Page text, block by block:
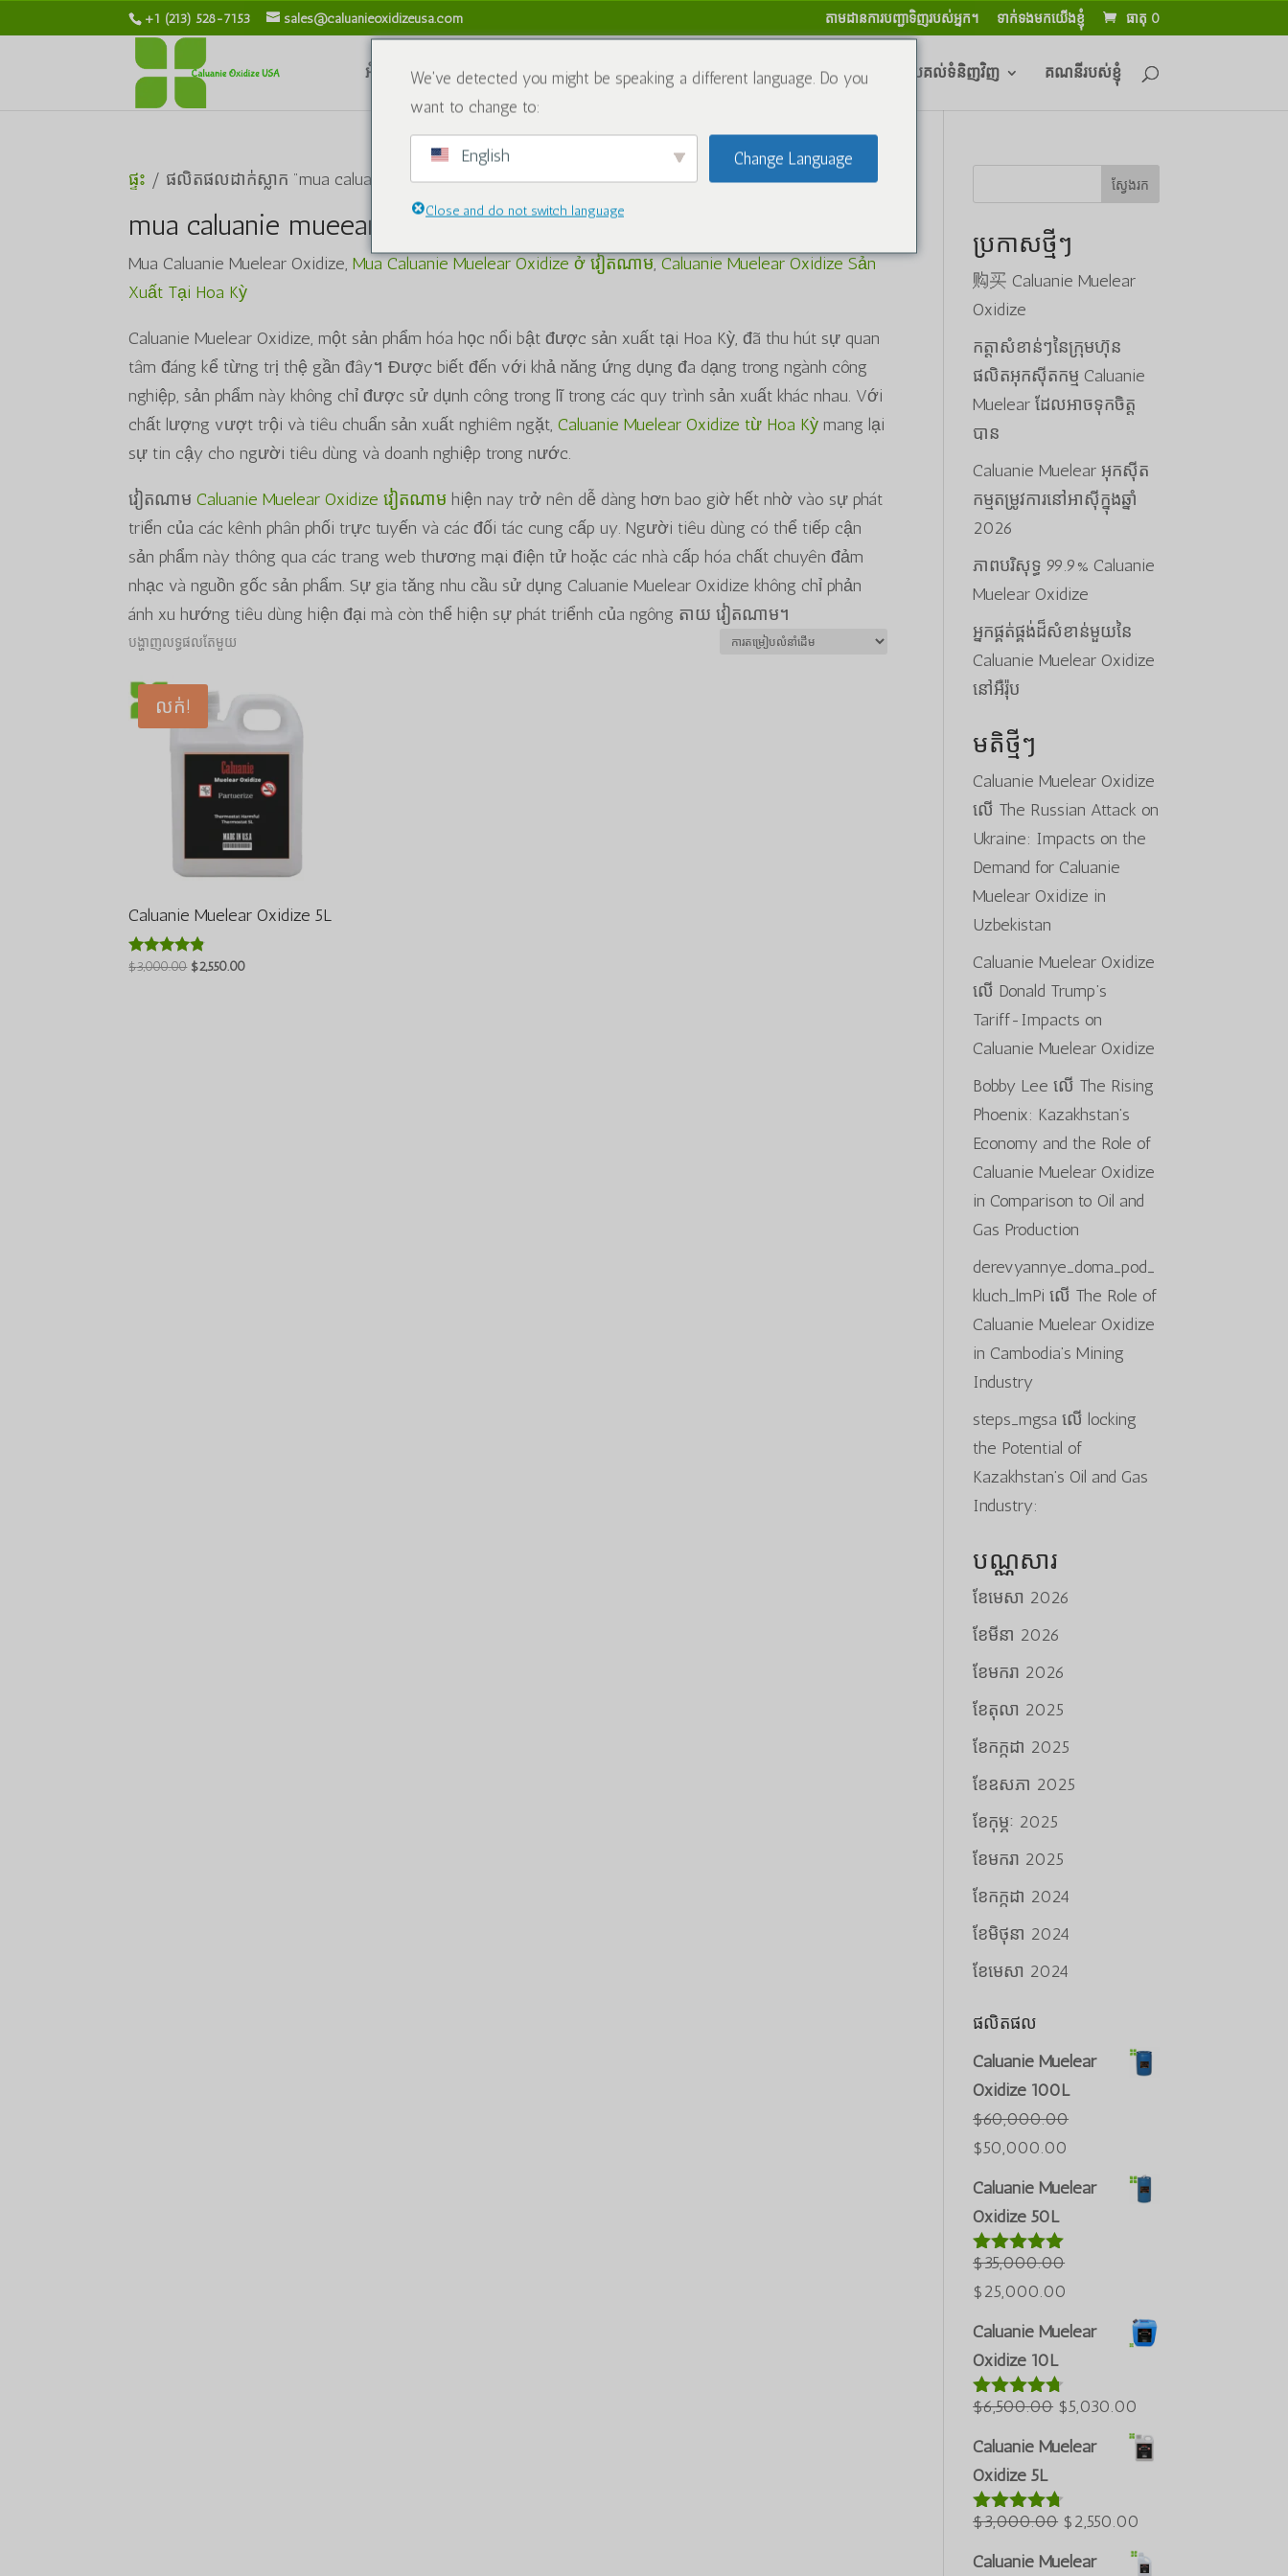
+1 (213) 528-7153 sales@caluanieoxidizeusa.com តាមដានការបញ្ជាទិញរបស់អ្នក។ ទាក់ទងមកយើងខ្ញុំ ធាតុ 0
អំពីពួកយើង សារធាតុគីមី ប្លុក ទាក់ទងមកយើងខ្ញុំ គោលការណ៍សងប្រាក់វិញ និងការប្រគល់ទំនិញវិញ គណនីរបស់ខ្ញុំ
ផ្ទះ / ផលិតផលដាក់ស្លាក "mua caluanie muelear oxidize"
mua caluanie mueear កត់សុី
Mua Caluanie Muelear Oxidize,Mua Caluanie Muelear Oxidize ở វៀតណាម,Caluanie Muelear Oxidize Sản
Xuất Tại Hoa Kỳ
Caluanie Muelear Oxidize, một sản phẩm hóa học nổi bật được sản xuất tại Hoa Kỳ, đã thu hút sự quan
tâm đáng kể từng trị thệ gần đây។ Được biết đến với khả năng ứng dụng đa dạng trong ngành công
nghiệp, sản phẩm này không chỉ được sử dụnh công trong lĩ trong các quy trình sản xuất khác nhau. Với
chất lượng vượt trội và tiêu chuẩn sản xuất nghiêm ngặt,Caluanie Muelear Oxidize từ Hoa Kỳ mang lại
sự tin cậy cho người tiêu dùng và doanh nghiệp trong nước.
វៀតណាមCaluanie Muelear Oxidize វៀតណាម hiện nay trở nên dễ dàng hơn bao giờ hết nhờ vào sự phát
triển của các kênh phân phối trực tuyến và các đối tác cung cấp uy. Người tiêu dùng có thể tiếp cận
sản phẩm này thông qua các trang web thương mại điện tử hoặc các nhà cấp hóa chất chuyên đảm
nhạc và nguồn gốc sản phẩm. Sự gia tăng nhu cầu sử dụng Caluanie Muelear Oxidize không chỉ phản
ánh xu hướng tiêu dùng hiện đại mà còn thể hiện sự phát triểnh của ngông តាយ វៀតណាម។
បង្ហាញលទ្ធផលតែមួយ
លក់!
Caluanie Muelear Oxidize 5L
វាយតម្លៃ
$3,000.00 តម្លៃ
$2,550.00តម្លៃ
ស្វែងរក
ប្រកាសថ្មីៗ
购买 Caluanie Muelear
Oxidize
កត្តាសំខាន់ៗនៃក្រុមហ៊ុន
ផលិតអុកស៊ីតកម្ម Caluanie
Muelear ដែលអាចទុកចិត្ត
បាន
Caluanie Muelear អុកស៊ីត
កម្មតម្រូវការនៅអាស៊ីក្នុងឆ្នាំ
2026
ភាពបរិសុទ្ធ 99.9% Caluanie
Muelear Oxidize
អ្នកផ្គត់ផ្គង់ដ៏សំខាន់មួយនៃ
Caluanie Muelear Oxidize
នៅអឺរ៉ុប
មតិថ្មីៗ
Caluanie Muelear Oxidize
លើ The Russian Attack on
Ukraine: Impacts on the
Demand for Caluanie
Muelear Oxidize in
Uzbekistan
Caluanie Muelear Oxidize
លើ Donald Trump’s
Tariff-Impacts on
Caluanie Muelear Oxidize
Bobby Lee លើ The Rising
Phoenix: Kazakhstan’s
Economy and the Role of
Caluanie Muelear Oxidize
in Comparison to Oil and
Gas Production
derevyannye_doma_pod_
kluch_lmPi លើ The Role of
Caluanie Muelear Oxidize
in Cambodia’s Mining
Industry
steps_mgsa លើ locking
the Potential of
Kazakhstan’s Oil and Gas
Industry:
បណ្ណសារ
ខែ​មេសា 2026
ខែ​មីនា 2026
ខែ​មករា 2026
ខែ​តុលា 2025
ខែ​កក្កដា 2025
ខែ​ឧសភា 2025
ខែ​កុម្ភៈ 2025
ខែ​មករា 2025
ខែ​កក្កដា 2024
ខែ​មិថុនា 2024
ខែ​មេសា 2024
ផលិតផល
Caluanie Muelear
Oxidize 100L
$60,000.00
តម្លៃ
ដើមគឺ
$60,000.00
។
$50,000.00
បច្ចុប្បន្នគឺ
$50,000.00
Caluanie Muelear
Oxidize 50L
វាយតម្លៃ5.00
ក្នុងចំណោម 5
$35,000.00
តម្លៃ
ដើមគឺ
$35,000.00
។
$25,000.00
បច្ចុប្បន្នគឺ
$25,000.00
Caluanie Muelear
Oxidize 10L
វាយតម្លៃ
ចំណោម 5
$6,500.00 តម្លៃ
ដើមគឺ
$6,500.00
។
$5,030.00
បច្ចុប្បន្នគឺ
$5,030.00
Caluanie Muelear
Oxidize 5L
វាយតម្លៃ
ចំណោម 5
$3,000.00 តម្លៃ
ដើមគឺ
$2,550.00
បច្ចុប្បន្នគឺ
Caluanie Muelear
We've detected you might be speaking a different language. Do you
want to change to:
English Change Language
Close and do not switch language
Deutsch (Sie)
ქართული
Қазақ тілі
한국어
Русский
Bahasa Melayu
Türkçe
Azərbaycan dili
Português do Brasil